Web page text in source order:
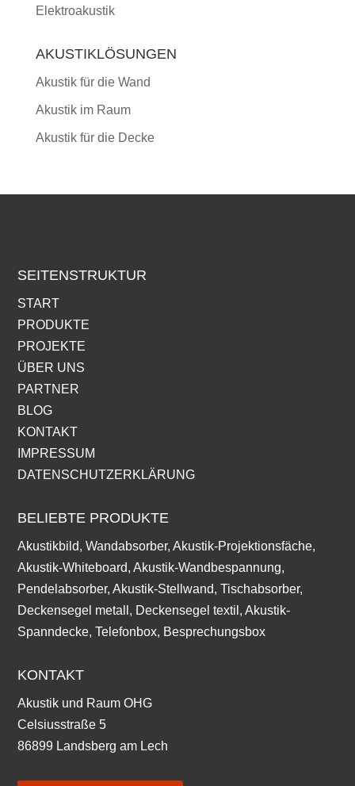
Elektroakustik
AKUSTIKLÖSUNGEN
Akustik für die Wand
Akustik im Raum
Akustik für die Decke
SEITENSTRUKTUR
START
PRODUKTE
PROJEKTE
ÜBER UNS
PARTNER
BLOG
KONTAKT
IMPRESSUM
DATENSCHUTZERKLÄRUNG
BELIEBTE PRODUKTE
Akustikbild, Wandabsorber, Akustik-Projektionsfäche,
Akustik-Whiteboard, Akustik-Wandbespannung,
Pendelabsorber, Akustik-Stellwand, Tischabsorber,
Deckensegel metall, Deckensegel textil, Akustik-
Spanndecke, Telefonbox, Besprechungsbox
KONTAKT
Akustik und Raum OHG
Celsiusstraße 5
86899 Landsberg am Lech